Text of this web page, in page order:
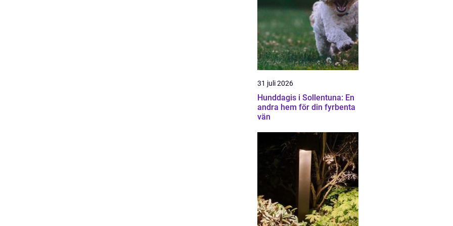
31 juli 2026
Hunddagis i Sollentuna: En
andra hem för din fyrbenta
vän